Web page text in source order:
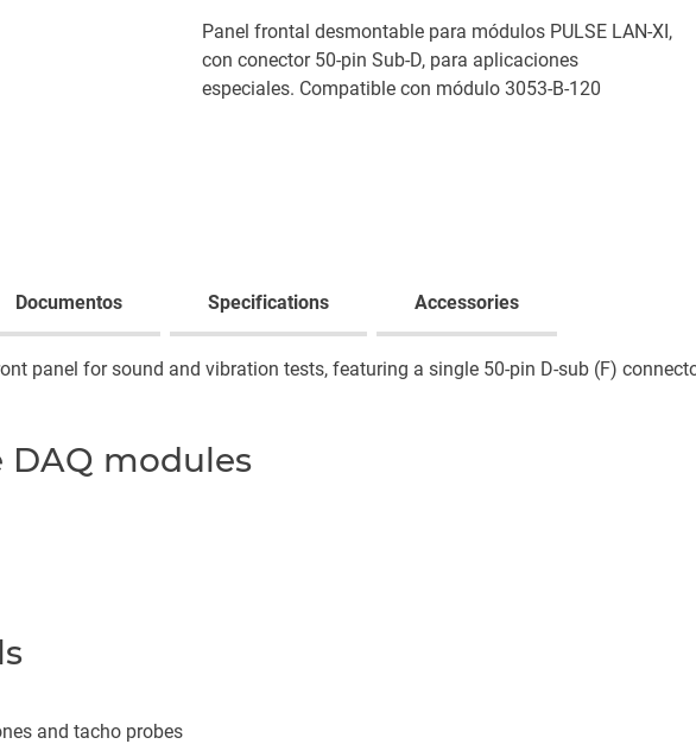
Panel frontal desmontable para módulos PULSE LAN-XI,
con conector 50-pin Sub-D, para aplicaciones
especiales. Compatible con módulo 3053-B-120
Documentos Specifications Accessories
panel for sound and vibration tests, featuring a single 50-pin D-sub (F)
modules
and tacho probes